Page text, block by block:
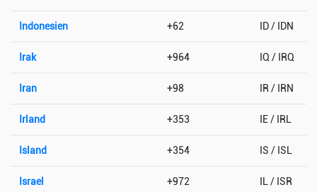
Indonesien +62 ID / IDN
Irak +964 IQ / IRQ
Iran +98 IR / IRN
Irland +353 IE / IRL
Island +354 IS / ISL
Israel +972 IL / ISR